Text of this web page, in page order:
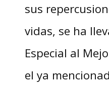
sus
vidas, se ha
Especial al
el ya